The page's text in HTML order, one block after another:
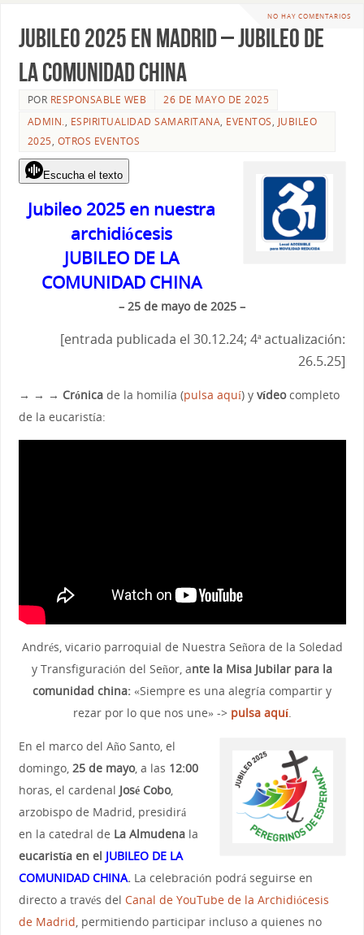
NO HAY COMENTARIOS
Jubileo 2025 en Madrid – JUBILEO DE
LA COMUNIDAD CHINA
POR RESPONSABLE WEB
26 DE MAYO DE 2025
ADMIN., ESPIRITUALIDAD SAMARITANA, EVENTOS, JUBILEO
2025, OTROS EVENTOS
Escucha el texto
Jubileo 2025 en nuestra
archidiócesis
JUBILEO DE LA
COMUNIDAD CHINA
– 25 de mayo de 2025 –
[entrada publicada el 30.12.24; 4ª actualización:
26.5.25]
→ → → Crónicade la homilía (pulsa aquí) y vídeocompleto
de la eucaristía:
Andrés, vicario parroquial de Nuestra Señora de la Soledad
y Transfiguración del Señor, ante la Misa Jubilar para la
comunidad china: «Siempre es una alegría compartir y
rezar por lo que nos une» -> pulsa aquí.
En el marco del Año Santo, el
domingo, 25 de mayo, a las 12:00
horas, el cardenal José Cobo,
arzobispo de Madrid, presidirá
en la catedral de La Almudenala
eucaristía en el JUBILEO DE LA
COMUNIDAD CHINA.La celebración podrá seguirse en
directo a través del Canal de YouTube de la Archidiócesis
de Madrid, permitiendo participar incluso a quienes no